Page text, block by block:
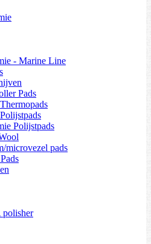
- Marine Line
Pads
Polijstpads
microvezel pads
polisher